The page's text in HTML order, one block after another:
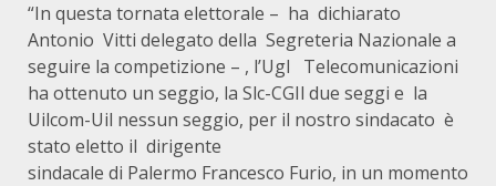
“In questa tornata elettorale – ha dichiarato
Antonio Vitti delegato della Segreteria Nazionale a
seguire la competizione – , l’Ugl Telecomunicazioni
ha ottenuto un seggio, la Slc-CGIl due seggi e la
Uilcom-Uil nessun seggio, per il nostro sindacato è
stato eletto il dirigente
sindacale di Palermo Francesco Furio, in un momento